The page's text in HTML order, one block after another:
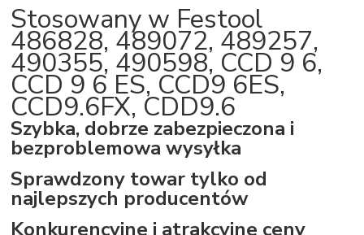
Stosowany w Festool
486828, 489072, 489257,
490355, 490598, CCD 9 6,
CCD 9 6 ES, CCD9 6ES,
CCD9.6FX, CDD9.6
Szybka, dobrze zabezpieczona i
bezproblemowa wysyłka
Sprawdzony towar tylko od
najlepszych producentów
Konkurencyjne i atrakcyjne ceny